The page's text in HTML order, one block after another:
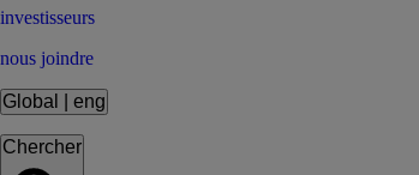
investisseurs
nous joindre
Global eng
Chercher